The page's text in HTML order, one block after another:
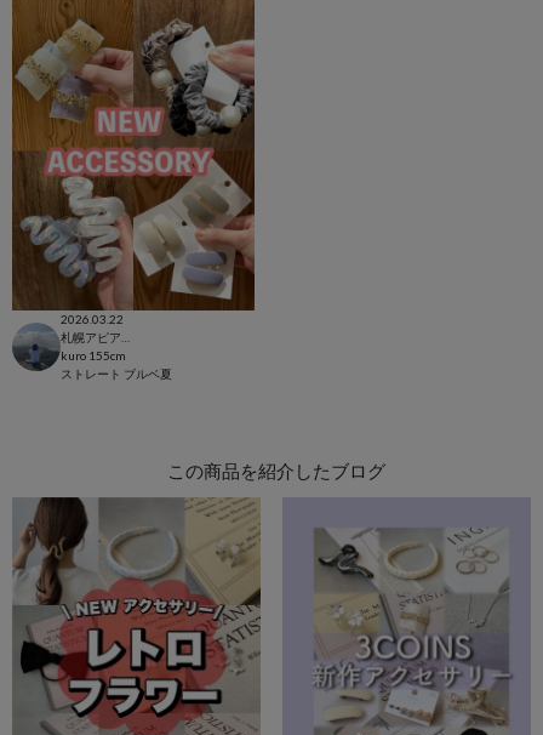
2026.03.22
kuro 155cm
ストレート ブルベ夏
この商品を紹介したブログ